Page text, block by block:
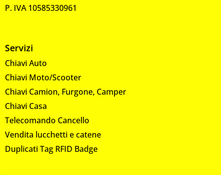
P. IVA 10585330961
Servizi
Chiavi Auto
Chiavi Moto/Scooter
Chiavi Camion, Furgone, Camper
Chiavi Casa
Telecomando Cancello
Vendita lucchetti e catene
Duplicati Tag RFID Badge